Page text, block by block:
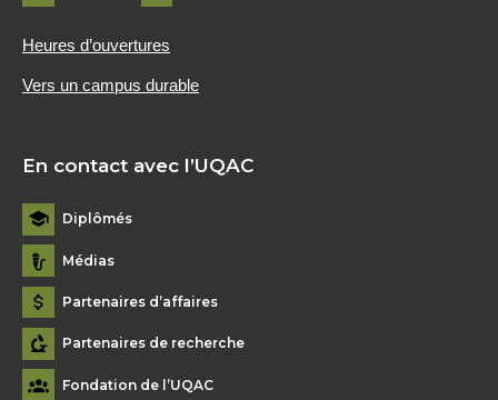
Heures d’ouvertures
Vers un campus durable
En contact avec l’UQAC
Diplômés
Médias
Partenaires d’affaires
Partenaires de recherche
Fondation de l’UQAC